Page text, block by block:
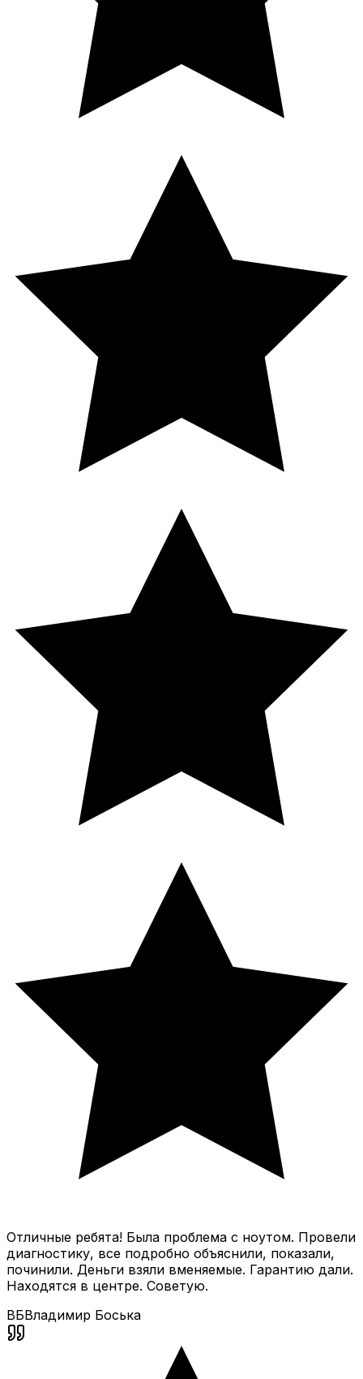
Отличные ребята! Была проблема с ноутом. Провели
диагностику, все подробно объяснили, показали,
починили. Деньги взяли вменяемые. Гарантию дали.
Находятся в центре. Советую.
ВБВладимир Боська